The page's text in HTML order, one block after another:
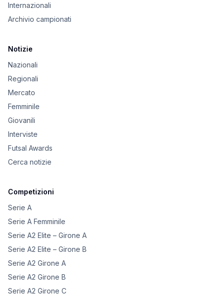
Internazionali
Archivio campionati
Notizie
Nazionali
Regionali
Mercato
Femminile
Giovanili
Interviste
Futsal Awards
Cerca notizie
Competizioni
Serie A
Serie A Femminile
Serie A2 Elite – Girone A
Serie A2 Elite – Girone B
Serie A2 Girone A
Serie A2 Girone B
Serie A2 Girone C